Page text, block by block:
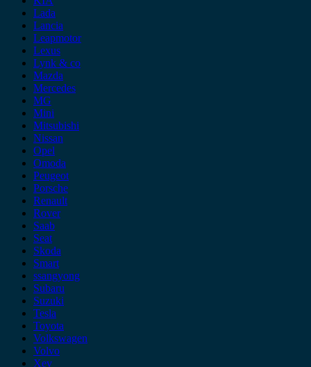
Lada
Lancia
Leapmotor
Lexus
Lynk & co
Mazda
Mercedes
MG
Mini
Mitsubishi
Nissan
Opel
Omoda
Peugeot
Porsche
Renault
Rover
Saab
Seat
Skoda
Smart
ssangyong
Subaru
Suzuki
Tesla
Toyota
Volkswagen
Volvo
Xev